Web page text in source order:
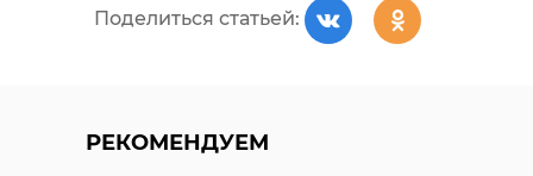
Поделиться статьей:
РЕКОМЕНДУЕМ